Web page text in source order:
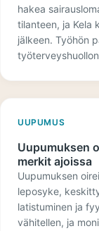
hakea
tilanteen, ja Kela
jälkeen. Työhön
UUPUMUS
Uupumuksen
merkit ajoissa
Uupumuksen
leposyke,
latistuminen ja
vähitellen, ja